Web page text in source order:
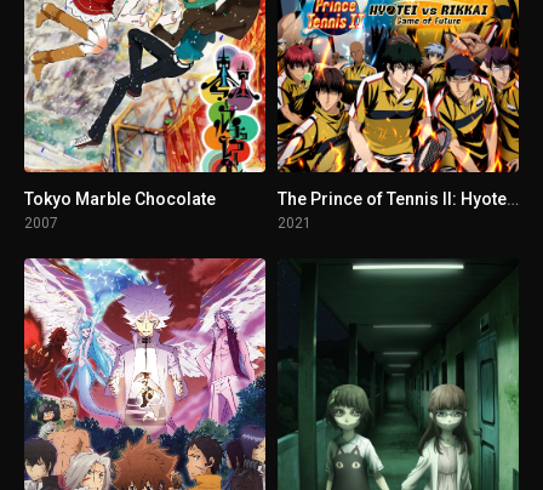
Tokyo Marble Chocolate
2007
The Prince of Tennis II: Hyotei vs Rikkai - Game of Future
2021